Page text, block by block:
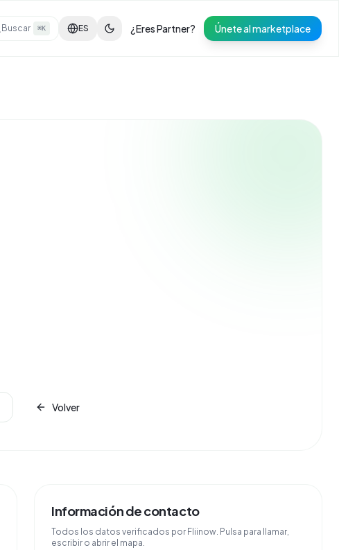
Buscar ⌘K ES ¿Eres Partner? Únete al marketplace
Volver
Información de contacto
Todos los datos verificados por Fliinow. Pulsa para llamar,
escribir o abrir el mapa.